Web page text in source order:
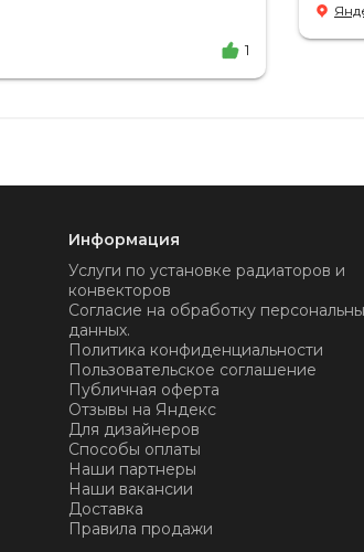
отмечу, что хорошая
высоту паркинга, проблем
1
Информация
Услуги по установке радиаторов и
конвекторов
Согласие на обработку
данных.
Политика конфиденциальности
Пользовательское соглашение
Публичная оферта
Отзывы на Яндекс
Для дизайнеров
Способы оплаты
Наши партнеры
Наши вакансии
Доставка
Правила продажи